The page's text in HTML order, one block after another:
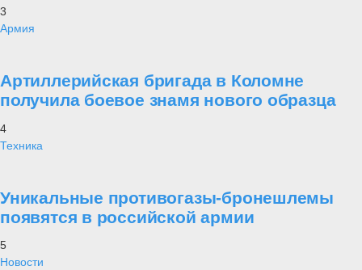
3
Армия
Артиллерийская бригада в Коломне
получила боевое знамя нового образца
4
Техника
Уникальные противогазы-бронешлемы
появятся в российской армии
5
Новости